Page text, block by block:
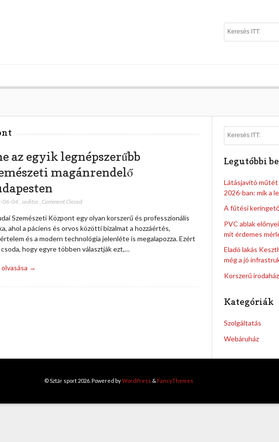
az egyik legnépszerűbb
magánrendelő
06-04, seditor, Comment Closed
Szemészeti Központ egy olyan korszerű és professzionális
ahol a páciens és orvos közötti bizalmat a hozzáértés,
és a modern technológia jelenléte is megalapozza. Ezért
csoda, hogy egyre többen választják ezt,…
olvasása →
Legutóbbi
Látásjavító műtét
2026-ban: mik a
A fűtési
PVC ablak
mit érdemes
Eladó lakás
még a jó
Korszerű
Kategóriák
Szolgáltatás
Webáruház
© Sztár sport 2026. Powered byWordPress & FancyThemes